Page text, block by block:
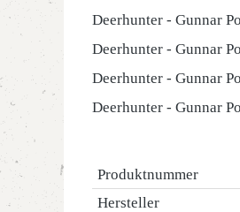
Deerhunter - Gunnar
Deerhunter - Gunnar
Deerhunter - Gunnar
Deerhunter - Gunnar
Produktnummer
Hersteller